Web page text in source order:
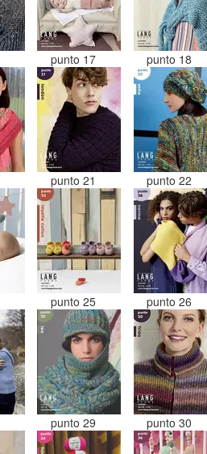
punto 17 punto 18
punto 21 punto 22
punto 25 punto 26
punto 29 punto 30